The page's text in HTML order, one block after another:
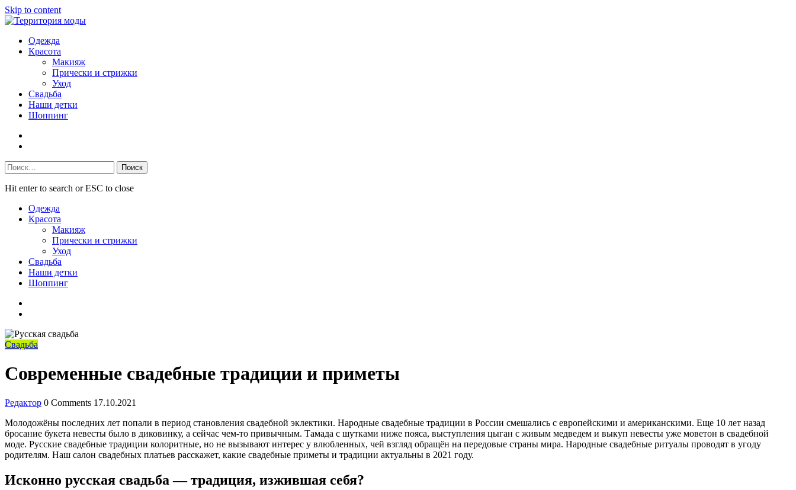
Skip to content
Одежда
Красота
Макияж
Прически и стрижки
Уход
Свадьба
Наши детки
Шоппинг
Найти:
Hit enter to search or ESC to close
Одежда
Красота
Макияж
Прически и стрижки
Уход
Свадьба
Наши детки
Шоппинг
Свадьба
Современные свадебные традиции и приметы
Редактор 0 Comments 17.10.2021
Молодожёны последних лет попали в период становления свадебной эклектики. Народные свадебные традиции в России смешались с европейскими и американскими. Еще 10 лет назад
бросание букета невесты было в диковинку, а сейчас чем-то привычным. Тамада с шутками ниже пояса, выступления цыган с живым медведем и выкуп невесты уже моветон в свадебной
моде. Русские свадебные традиции колоритные, но не вызывают интерес у влюбленных, чей взгляд обращён на передовые страны мира. Народные свадебные ритуалы проводят в угоду
родителям. Наш салон свадебных платьев расскажет, какие свадебные приметы и традиции актуальны в 2021 году.
Исконно русская свадьба — традиция, изжившая себя?